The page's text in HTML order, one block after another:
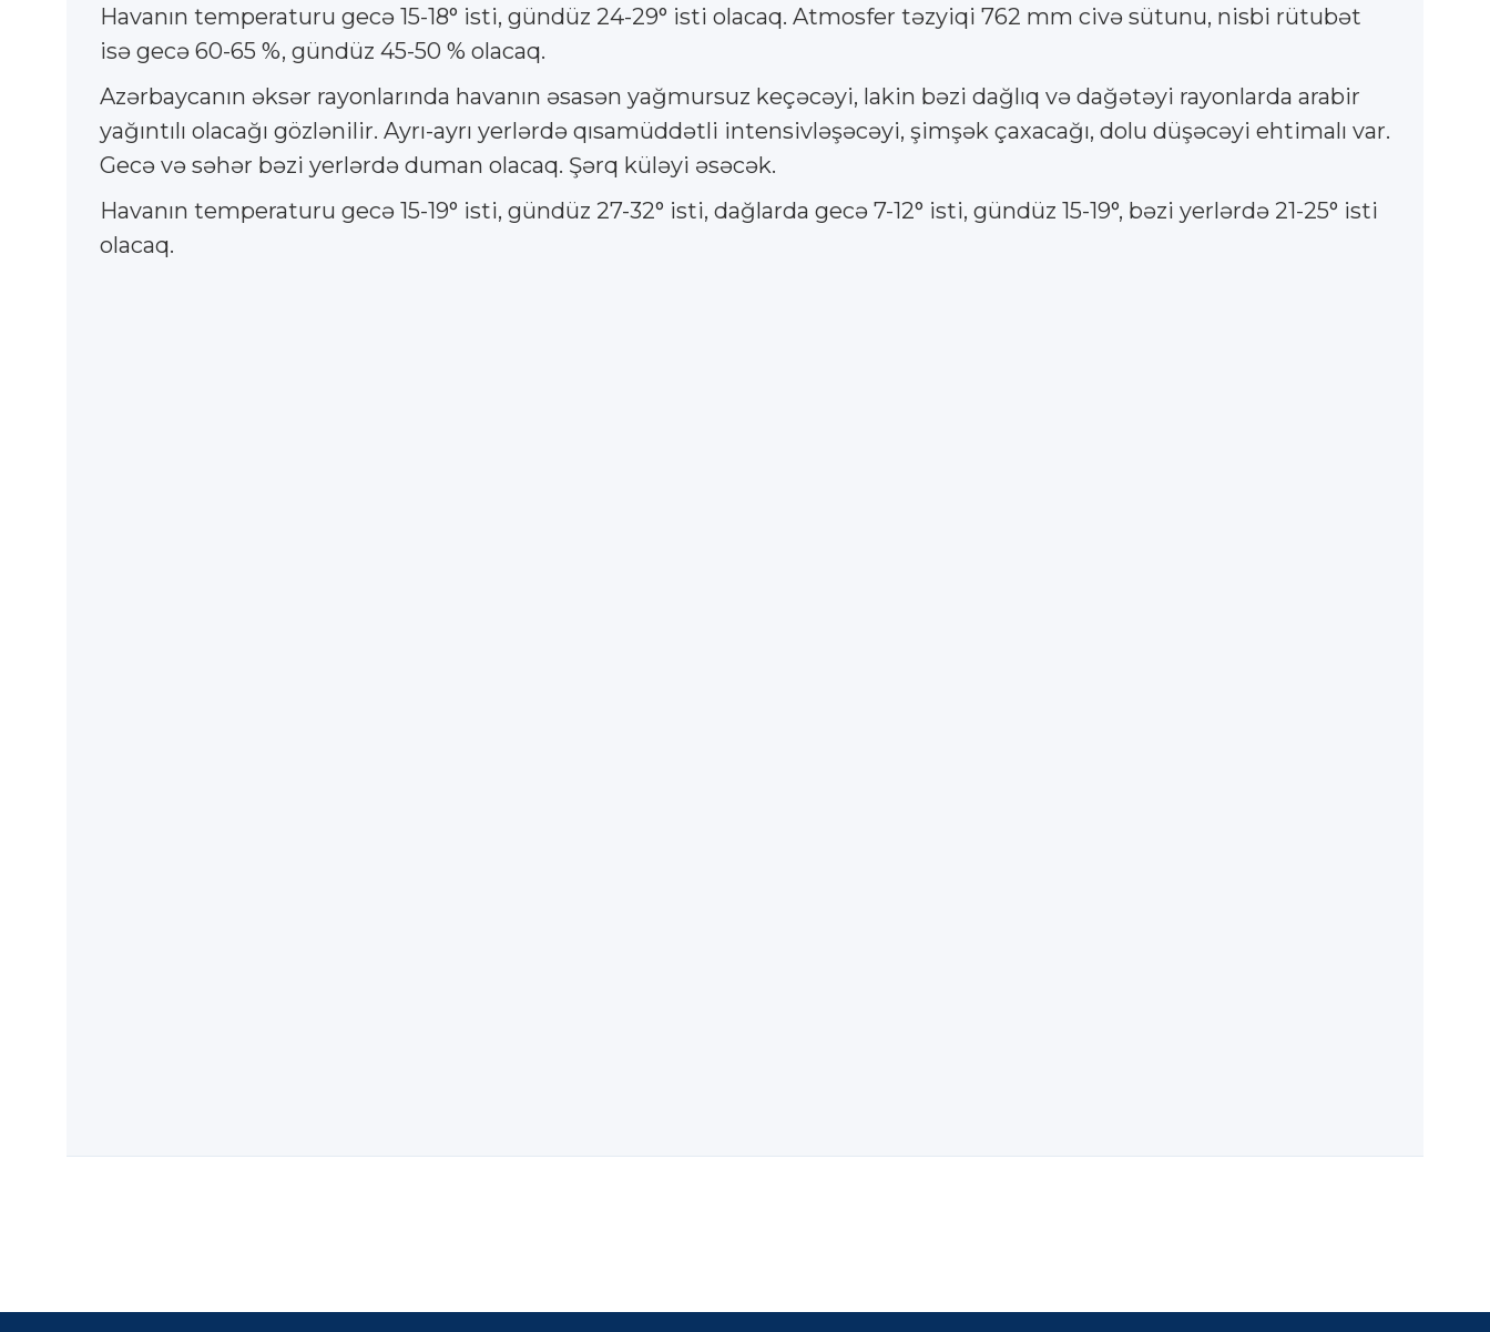
Havanın temperaturu gecə 15-18° isti, gündüz 24-29° isti olacaq. Atmosfer təzyiqi 762 mm civə sütunu, nisbi rütubət
isə gecə 60-65 %, gündüz 45-50 % olacaq.
Azərbaycanın əksər rayonlarında havanın əsasən yağmursuz keçəcəyi, lakin bəzi dağlıq və dağətəyi rayonlarda arabir
yağıntılı olacağı gözlənilir. Ayrı-ayrı yerlərdə qısamüddətli intensivləşəcəyi, şimşək çaxacağı, dolu düşəcəyi ehtimalı var.
Gecə və səhər bəzi yerlərdə duman olacaq. Şərq küləyi əsəcək.
Havanın temperaturu gecə 15-19° isti, gündüz 27-32° isti, dağlarda gecə 7-12° isti, gündüz 15-19°, bəzi yerlərdə 21-25° isti
olacaq.